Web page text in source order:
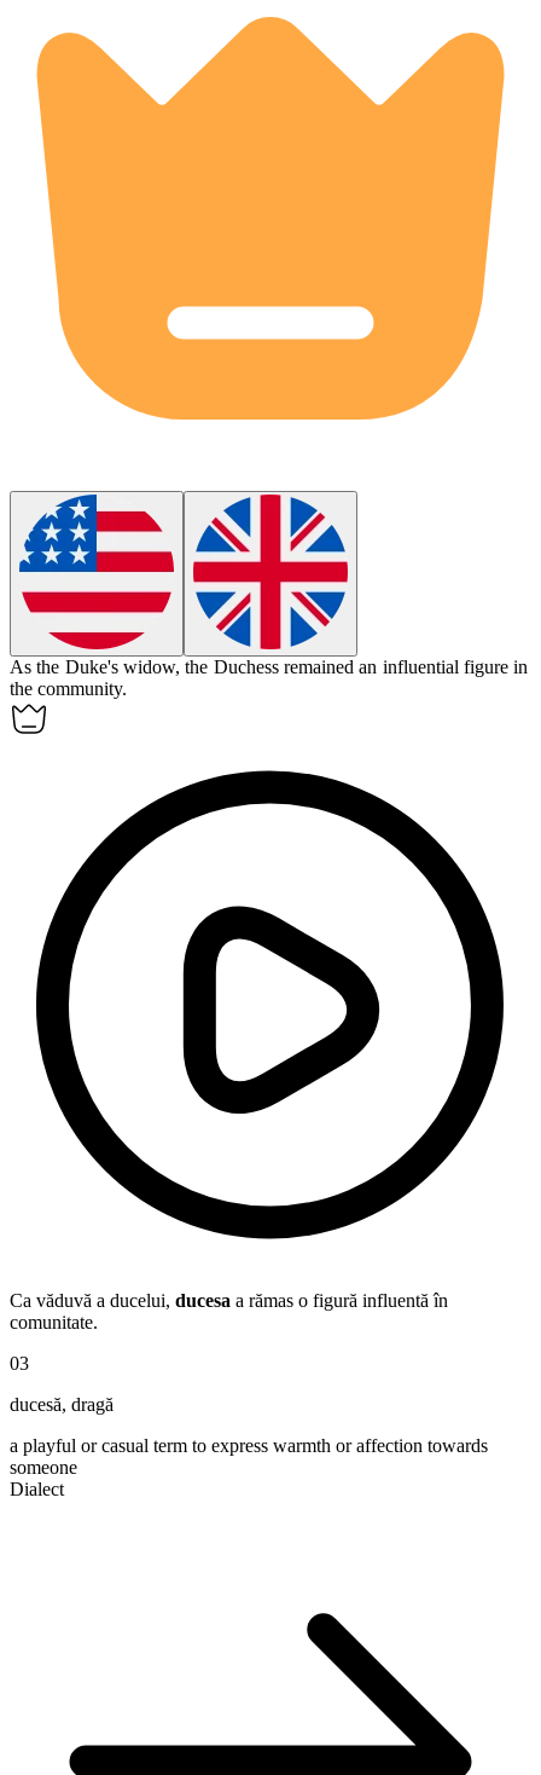
As the Duke's widow, the Duchess remained an influential figure in
the community.
Ca văduvă a ducelui, ducesa a rămas o figură influentă în
comunitate.
03
ducesă, dragă
a playful or casual term to express warmth or affection towards
someone
Dialect